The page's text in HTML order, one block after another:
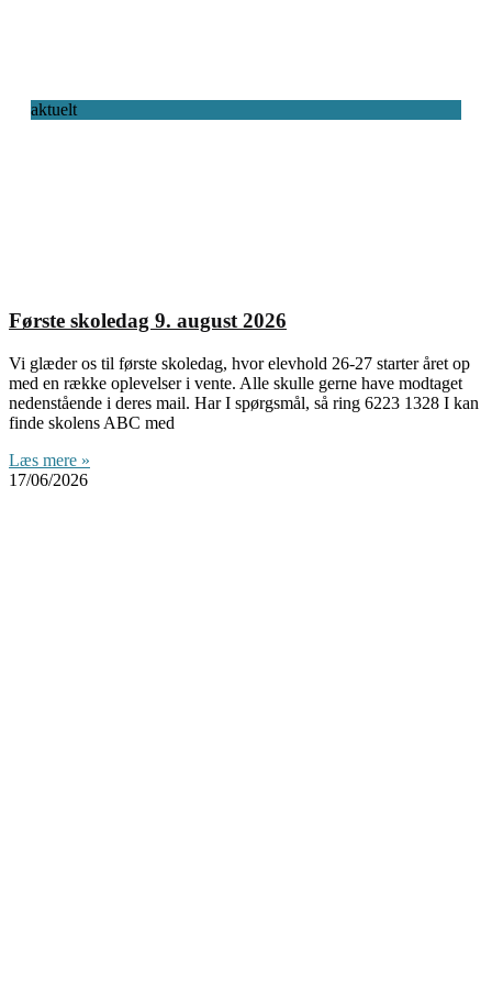
aktuelt
Første skoledag 9. august 2026
Vi glæder os til første skoledag, hvor elevhold 26-27 starter året op
med en række oplevelser i vente. Alle skulle gerne have modtaget
nedenstående i deres mail. Har I spørgsmål, så ring 6223 1328 I kan
finde skolens ABC med
Læs mere »
17/06/2026